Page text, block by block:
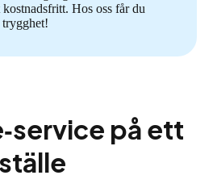
Hos oss får du
på ett
ställe